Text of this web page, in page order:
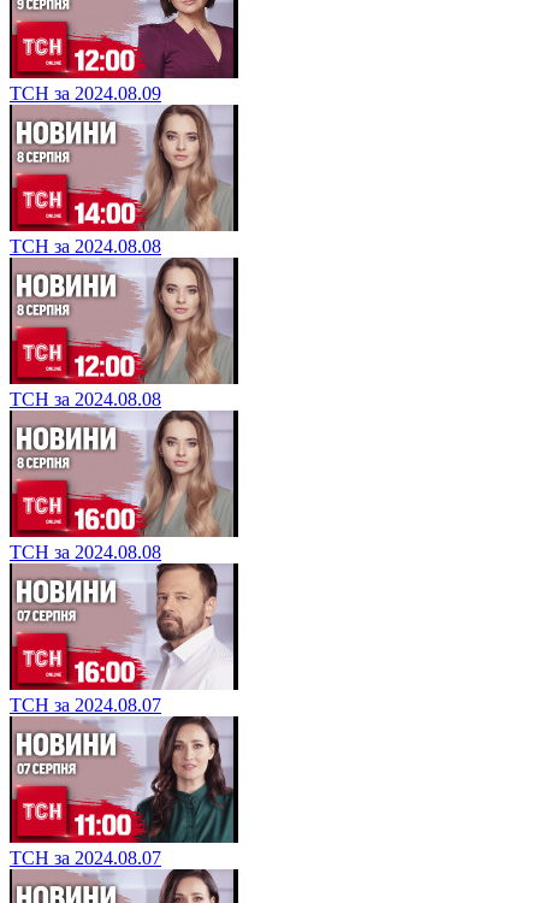
ТСН за 2024.08.09
ТСН за 2024.08.08
ТСН за 2024.08.08
ТСН за 2024.08.08
ТСН за 2024.08.07
ТСН за 2024.08.07